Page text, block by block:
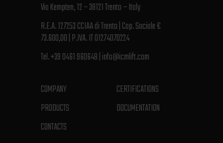
Via Kempten, 12 – 38121 Trento – Italy
R.E.A. 127253 CCIAA di Trento | Cap. Sociale €
73.600,00 | P.IVA. IT 01274070224
Tel.+39 0461 960648|info@icmlift.com
COMPANY
CERTIFICATIONS
PRODUCTS
DOCUMENTATION
CONTACTS